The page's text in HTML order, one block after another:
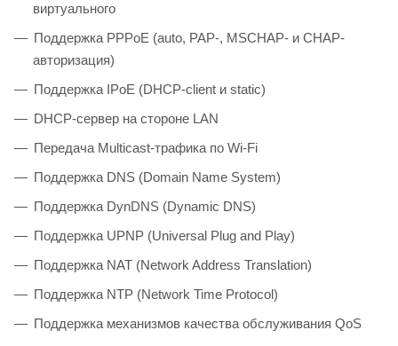
виртуального
Поддержка PPPoE (auto, PAP-, MSCHAP- и CHAP-
авторизация)
Поддержка IPoE (DHCP-client и static)
DHCP-сервер на стороне LAN
Передача Multicast-трафика по Wi-Fi
Поддержка DNS (Domain Name System)
Поддержка DynDNS (Dynamic DNS)
Поддержка UPNP (Universal Plug and Play)
Поддержка NAT (Network Address Translation)
Поддержка NTP (Network Time Protocol)
Поддержка механизмов качества обслуживания QoS